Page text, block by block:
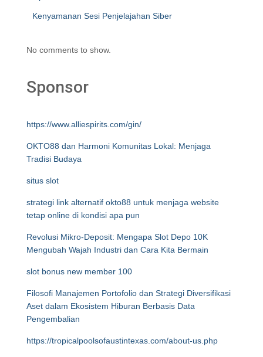
Kenyamanan Sesi Penjelajahan Siber
No comments to show.
Sponsor
https://www.alliespirits.com/gin/
OKTO88 dan Harmoni Komunitas Lokal: Menjaga
Tradisi Budaya
situs slot
strategi link alternatif okto88 untuk menjaga website
tetap online di kondisi apa pun
Revolusi Mikro-Deposit: Mengapa Slot Depo 10K
Mengubah Wajah Industri dan Cara Kita Bermain
slot bonus new member 100
Filosofi Manajemen Portofolio dan Strategi Diversifikasi
Aset dalam Ekosistem Hiburan Berbasis Data
Pengembalian
https://tropicalpoolsofaustintexas.com/about-us.php